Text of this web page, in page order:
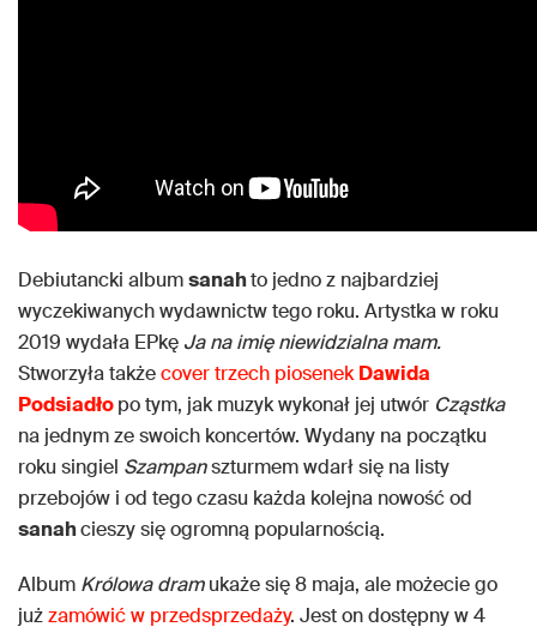
Debiutancki albumsanahto jedno z najbardziej
wyczekiwanych wydawnictw tego roku. Artystka w roku
2019 wydała EPkę Ja na imię niewidzialna mam.
Stworzyła takżecover trzech piosenekDawida
Podsiadłopo tym, jak muzyk wykonał jej utwór Cząstka
na jednym ze swoich koncertów. Wydany na początku
roku singiel Szampanszturmem wdarł się na listy
przebojów i od tego czasu każda kolejna nowość od
sanahcieszy się ogromną popularnością.
Album Królowa dramukaże się 8 maja, ale możecie go
jużzamówić w przedsprzedaży. Jest on dostępny w 4